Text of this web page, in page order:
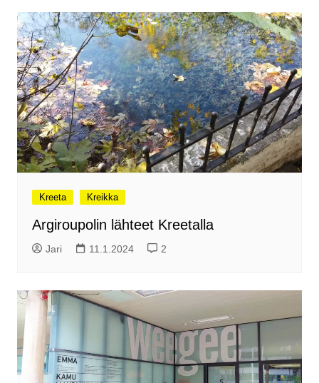
Kreeta Kreikka
Argiroupolin lähteet Kreetalla
Jari 11.1.2024 2